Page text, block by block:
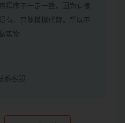
程序不一定一致，因为有很
有，只能模拟代替，所以不
实物
系客服